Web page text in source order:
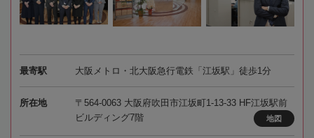
最寄駅 大阪メトロ・北大阪急行電鉄「江坂駅」徒歩1分
所在地
〒564-0063 大阪府吹田市江坂町1-13-33 HF江坂駅前
ビルディング7階
地図